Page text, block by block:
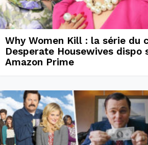
Why Women Kill : la série du
Desperate Housewives dispo
Amazon Prime